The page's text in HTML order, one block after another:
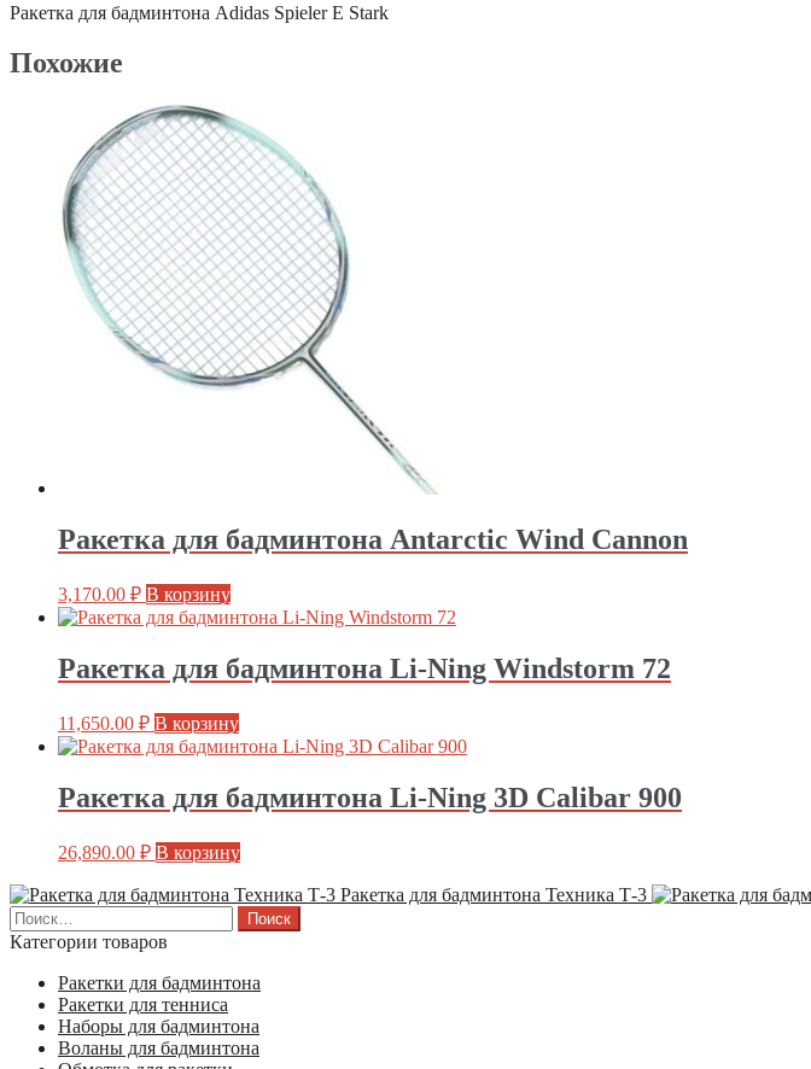
Ракетка для бадминтона Adidas Spieler E Stark
Похожие
Ракетка для бадминтона Antarctic Wind Cannon
3,170.00 ₽ В корзину
Ракетка для бадминтона Li-Ning Windstorm 72
11,650.00 ₽ В корзину
Ракетка для бадминтона Li-Ning 3D Calibar 900
26,890.00 ₽ В корзину
Ракетка для бадминтона Техника Т-3
Найти:
Категории товаров
Ракетки для бадминтона
Ракетки для тенниса
Наборы для бадминтона
Воланы для бадминтона